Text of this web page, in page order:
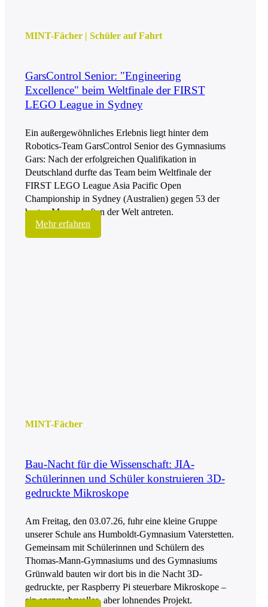
MINT-Fächer| Schüler auf Fahrt
GarsControl Senior: "Engineering
Excellence" beim Weltfinale der FIRST
LEGO League in Sydney
Ein außergewöhnliches Erlebnis liegt hinter dem
Robotics-Team GarsControl Senior des Gymnasiums
Gars: Nach der erfolgreichen Qualifikation in
Deutschland durfte das Team beim Weltfinale der
FIRST LEGO League Asia Pacific Open
Championship in Sydney (Australien) gegen 53 der
besten Mannschaften der Welt antreten.
Mehr erfahren
MINT-Fächer
Bau-Nacht für die Wissenschaft: JIA-
Schülerinnen und Schüler konstruieren 3D-
gedruckte Mikroskope
Am Freitag, den 03.07.26, fuhr eine kleine Gruppe
unserer Schule ans Humboldt-Gymnasium Vaterstetten.
Gemeinsam mit Schülerinnen und Schülern des
Thomas-Mann-Gymnasiums und des Gymnasiums
Grünwald bauten wir dort bis in die Nacht 3D-
gedruckte, per Raspberry Pi steuerbare Mikroskope –
ein anspruchsvolles, aber lohnendes Projekt.